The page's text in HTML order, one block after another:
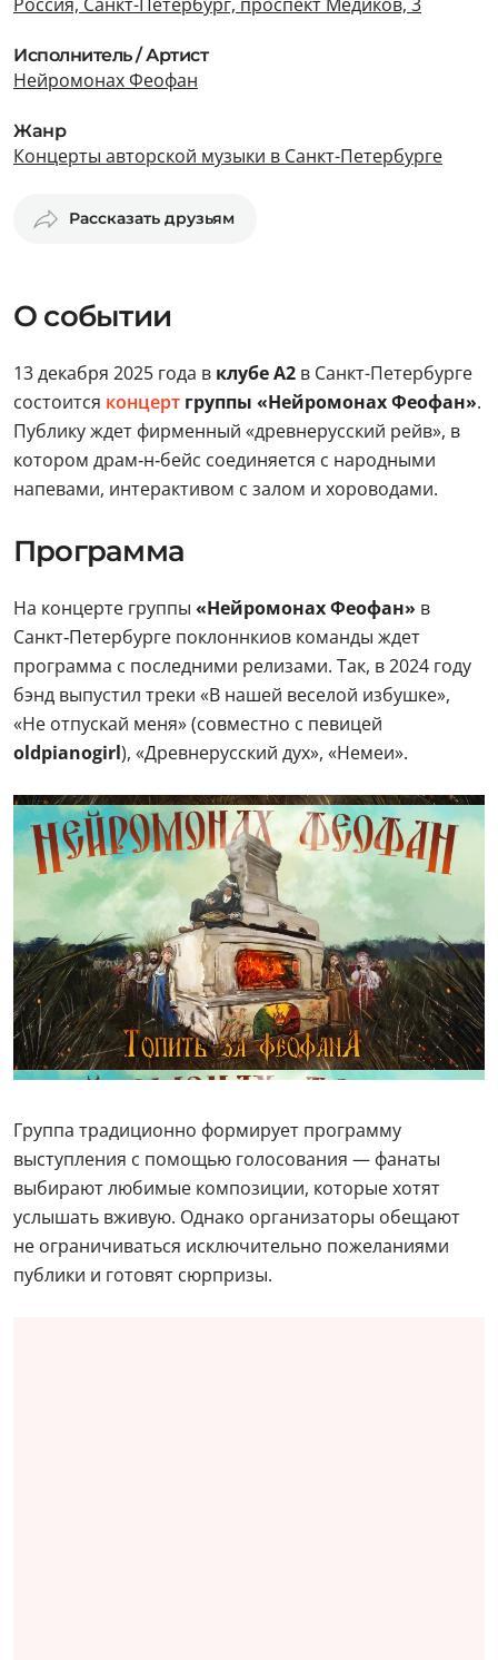
Исполнитель / Артист
Нейромонах Феофан
Жанр
Концерты авторской музыки в Санкт-Петербурге
Рассказать друзьям
О событии
13 декабря 2025 года в клубе А2 в Санкт-Петербурге
состоится концерт группы «Нейромонах Феофан».
Публику ждет фирменный «древнерусский рейв», в
котором драм‑н‑бейс соединяется с народными
напевами, интерактивом с залом и хороводами.
Программа
На концерте группы «Нейромонах Феофан» в
Санкт‑Петербурге поклоннкиов команды ждет
программа с последними релизами. Так, в 2024 году
бэнд выпустил треки «В нашей веселой избушке»,
«Не отпускай меня» (совместно с певицей
oldpianogirl), «Древнерусский дух», «Немеи».
Группа традиционно формирует программу
выступления с помощью голосования — фанаты
выбирают любимые композиции, которые хотят
услышать вживую. Однако организаторы обещают
не ограничиваться исключительно пожеланиями
публики и готовят сюрпризы.